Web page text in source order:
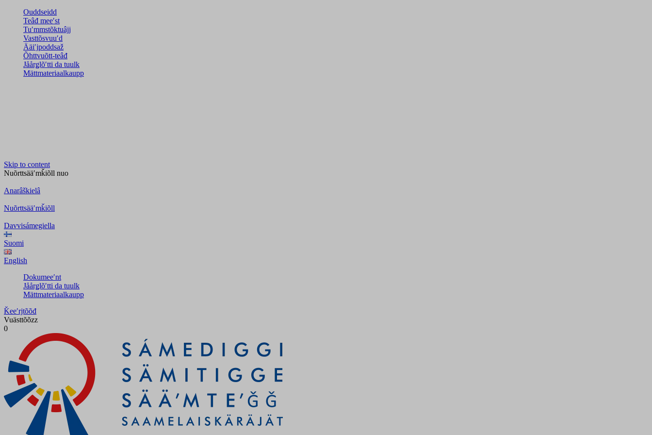
Ouddseidd
Teâđ meeʹst
Tuʹmmstõktuâjj
Vasttõsvuuʹd
Ääiʹjpoddsaž
Õhttvuõtt-teâđ
Jåårǥlõʹtti da tuulk
Mättmateriaalkaupp
Skip to content
Nuõrttsääʹmǩiõll nuo
Anarâškielâ
Nuõrttsääʹmǩiõll
Davvisámegiella
Suomi
English
Dokumeeʹnt
Jåårǥlõʹtti da tuulk
Mättmateriaalkaupp
Ǩeeʹrjtõõđ
Vuästtõõzz
0